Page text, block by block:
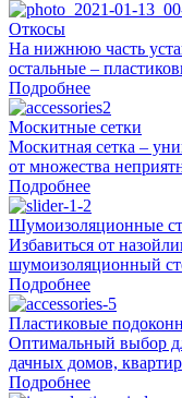
Откосы
На нижнюю часть
остальные –
Подробнее
Москитные сетки
Москитная сетка –
от множества
Подробнее
Шумоизоляционные
Избавиться от
шумоизоляционный
Подробнее
Пластиковые
Оптимальный выбор
дачных домов,
Подробнее